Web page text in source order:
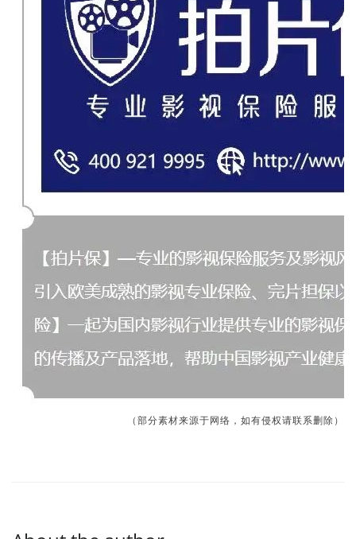
（部分素材来源于网络，如有侵权请联系删除）